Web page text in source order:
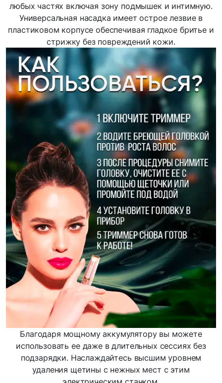
любых частях включая зону подмышек и интимную.
Универсальная насадка имеет острое лезвие в
пластиковом корпусе обеспечивая гладкое бритье и
стрижку без повреждений кожи.
Благодаря мощному аккумулятору вы можете
использовать ее даже в длительных сессиях без
подзарядки. Наслаждайтесь высшим уровнем
удаления щетины с нежных мест с этим